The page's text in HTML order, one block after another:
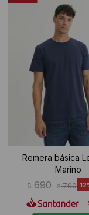
Remera básica
Marino
$ 690 $ 790 12